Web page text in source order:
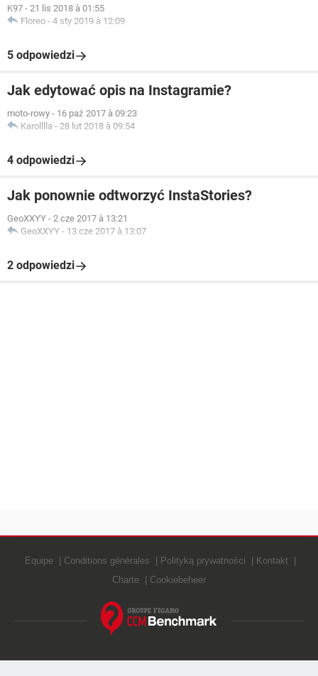
K97 - 21 lis 2018 à 01:55
Floreo - 4 sty 2019 à 12:09
5 odpowiedzi
Jak edytować opis na Instagramie?
moto-rowy - 16 paź 2017 à 09:23
Karolllla - 28 lut 2018 à 09:54
4 odpowiedzi
Jak ponownie odtworzyć InstaStories?
GeoXXYY - 2 cze 2017 à 13:21
GeoXXYY - 13 cze 2017 à 13:07
2 odpowiedzi
Equipe Conditions générales Polityką prywatności
Kontakt
Charte
Cookiebeheer